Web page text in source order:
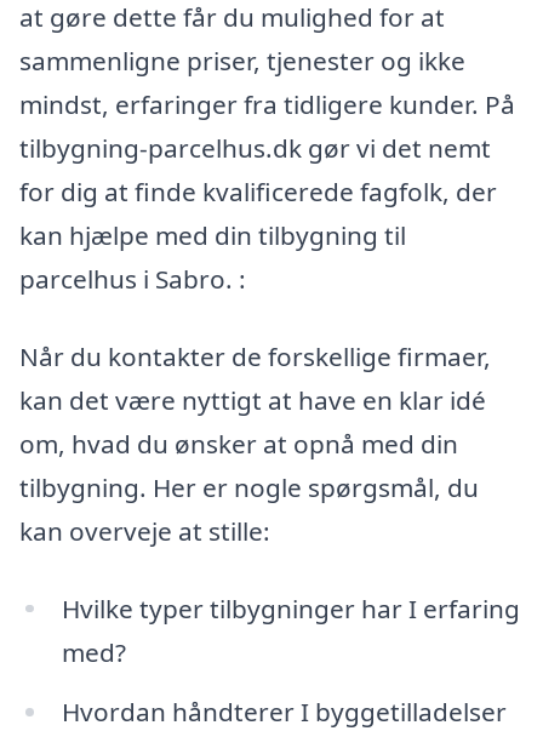
at gøre dette får du mulighed for at
sammenligne priser, tjenester og ikke
mindst, erfaringer fra tidligere kunder. På
tilbygning-parcelhus.dk gør vi det nemt
for dig at finde kvalificerede fagfolk, der
kan hjælpe med din tilbygning til
parcelhus i Sabro. :
Når du kontakter de forskellige firmaer,
kan det være nyttigt at have en klar idé
om, hvad du ønsker at opnå med din
tilbygning. Her er nogle spørgsmål, du
kan overveje at stille:
Hvilke typer tilbygninger har I erfaring
med?
Hvordan håndterer I byggetilladelser